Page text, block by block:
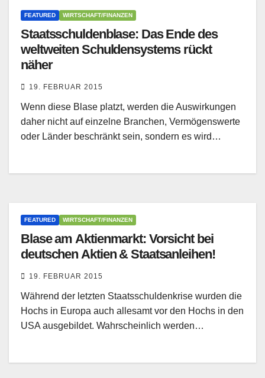
FEATURED WIRTSCHAFT/FINANZEN
Staatsschuldenblase: Das Ende des
weltweiten Schuldensystems rückt
näher
19. FEBRUAR 2015
Wenn diese Blase platzt, werden die Auswirkungen
daher nicht auf einzelne Branchen, Vermögenswerte
oder Länder beschränkt sein, sondern es wird…
FEATURED WIRTSCHAFT/FINANZEN
Blase am Aktienmarkt: Vorsicht bei
deutschen Aktien & Staatsanleihen!
19. FEBRUAR 2015
Während der letzten Staatsschuldenkrise wurden die
Hochs in Europa auch allesamt vor den Hochs in den
USA ausgebildet. Wahrscheinlich werden…